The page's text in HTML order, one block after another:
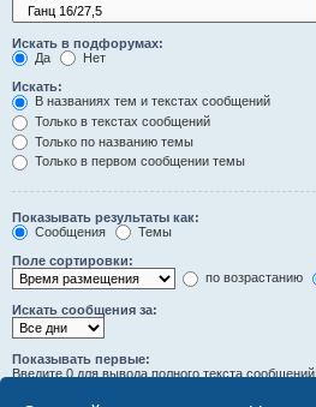
Искать в подфорумах:
Да
Нет
Искать:
В названиях тем и текстах сообщений
Только в текстах сообщений
Только по названию темы
Только в первом сообщении темы
Показывать результаты как:
Сообщения
Темы
Поле сортировки:
по возрастанию
Искать сообщения за:
Показывать первые:
Введите 0 для вывода полного текста сообщений.